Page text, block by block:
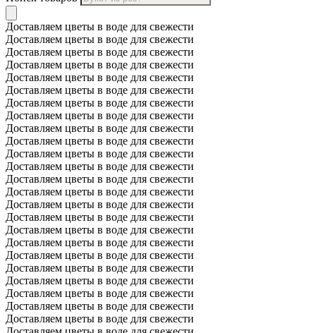
Доставляем цветы в воде для свежести
Доставляем цветы в воде для свежести
Доставляем цветы в воде для свежести
Доставляем цветы в воде для свежести
Доставляем цветы в воде для свежести
Доставляем цветы в воде для свежести
Доставляем цветы в воде для свежести
Доставляем цветы в воде для свежести
Доставляем цветы в воде для свежести
Доставляем цветы в воде для свежести
Доставляем цветы в воде для свежести
Доставляем цветы в воде для свежести
Доставляем цветы в воде для свежести
Доставляем цветы в воде для свежести
Доставляем цветы в воде для свежести
Доставляем цветы в воде для свежести
Доставляем цветы в воде для свежести
Доставляем цветы в воде для свежести
Доставляем цветы в воде для свежести
Доставляем цветы в воде для свежести
Доставляем цветы в воде для свежести
Доставляем цветы в воде для свежести
Доставляем цветы в воде для свежести
Доставляем цветы в воде для свежести